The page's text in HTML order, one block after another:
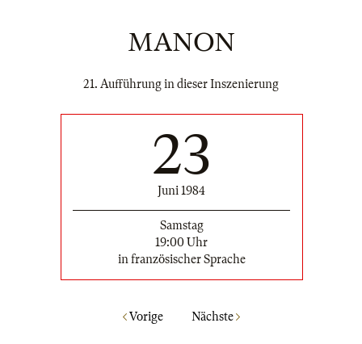
MANON
21. Aufführung in dieser Inszenierung
23
Juni 1984
Samstag
19:00 Uhr
in französischer Sprache
Vorige Nächste